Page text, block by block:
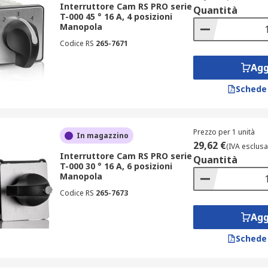
di funzionalità extra, come meccanismi di ritorno
in ambienti industriali gravosi, grazie a una struttura
montaggi compatti in spazi ridotti.
affidarsi a un fornitore leader, con una selezione
tecnica specializzata, descrizioni dettagliate, schede
prodotti offerti è garantita dalla collaborazione con
Interruttore Cam RS PRO serie
T-000 45 ° 16 A, 4 posizioni
Manopola
Codice RS 265-7671
Quantità
In magazzino
Interruttore Cam RS PRO serie
T-000 30 ° 16 A, 6 posizioni
Manopola
Codice RS 265-7673
Prezzo per 1 unità
29,62 €(IVA
Quantità